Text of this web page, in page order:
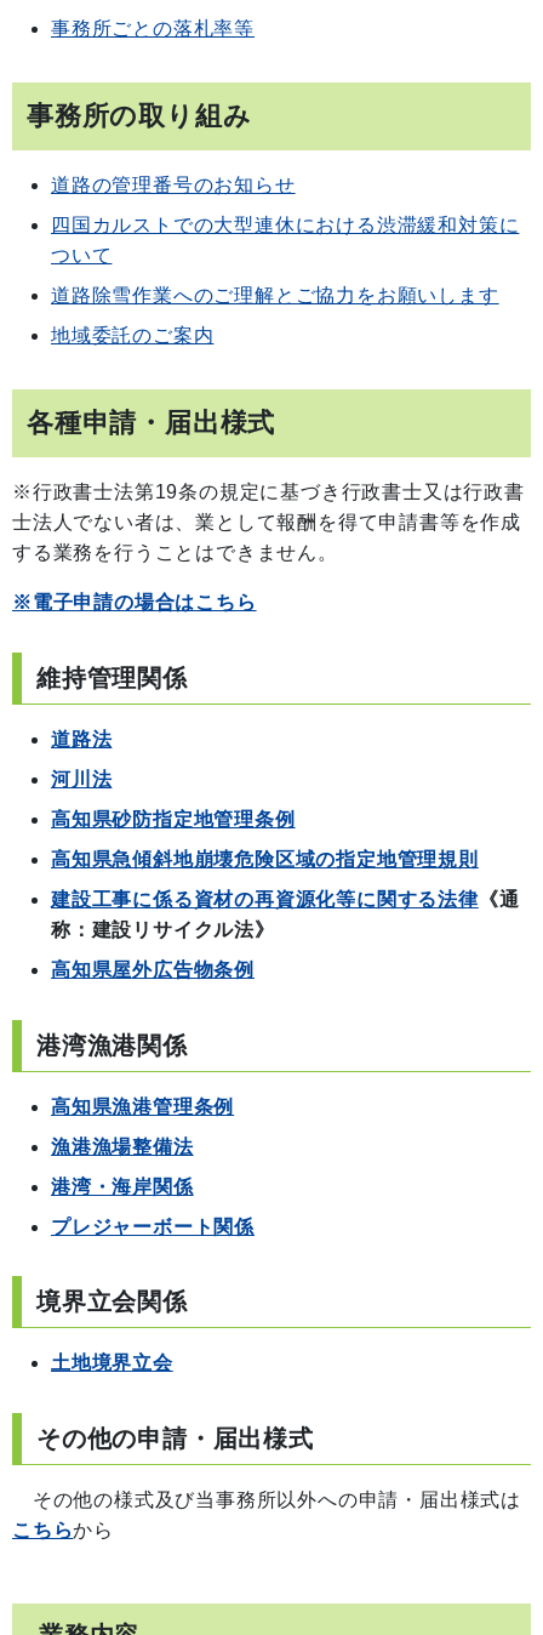
事務所ごとの落札率等
事務所の取り組み
道路の管理番号のお知らせ
四国カルストでの大型連休における渋滞緩和対策に
ついて
道路除雪作業へのご理解とご協力をお願いします
地域委託のご案内
各種申請・届出様式
※行政書士法第19条の規定に基づき行政書士又は行政書
士法人でない者は、業として報酬を得て申請書等を作成
する業務を行うことはできません。
※電子申請の場合はこちら
維持管理関係
道路法
河川法
高知県砂防指定地管理条例
高知県急傾斜地崩壊危険区域の指定地管理規則
建設工事に係る資材の再資源化等に関する法律《通
称：建設リサイクル法》
高知県屋外広告物条例
港湾漁港関係
高知県漁港管理条例
漁港漁場整備法
港湾・海岸関係
プレジャーボート関係
境界立会関係
土地境界立会
その他の申請・届出様式
その他の様式及び当事務所以外への申請・届出様式は
こちらから